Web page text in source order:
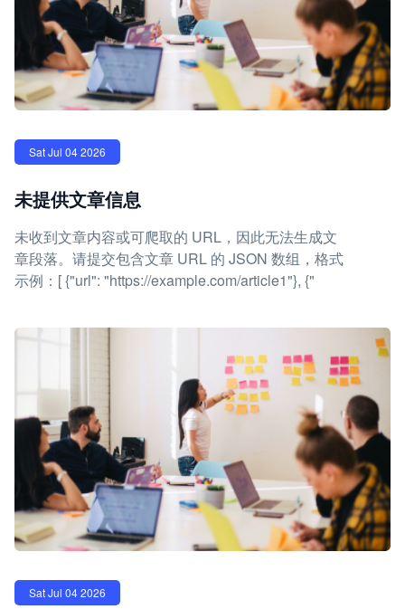
Sat Jul 04 2026
未提供文章信息
未收到文章内容或可爬取的 URL，因此无法生成文
章段落。请提交包含文章 URL 的 JSON 数组，格式
示例：[ {"url": "https://example.com/article1"}, {"
Sat Jul 04 2026